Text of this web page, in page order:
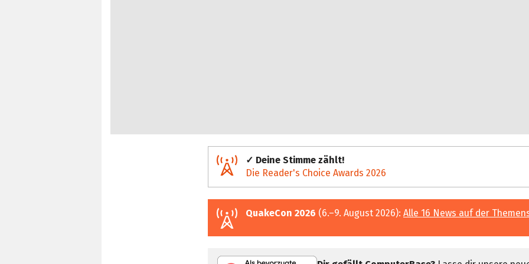
✓ Deine Stimme zählt!
Die Reader's Choice Awards 2026
QuakeCon 2026 (6.–9. August 2026): Alle 16 News auf der